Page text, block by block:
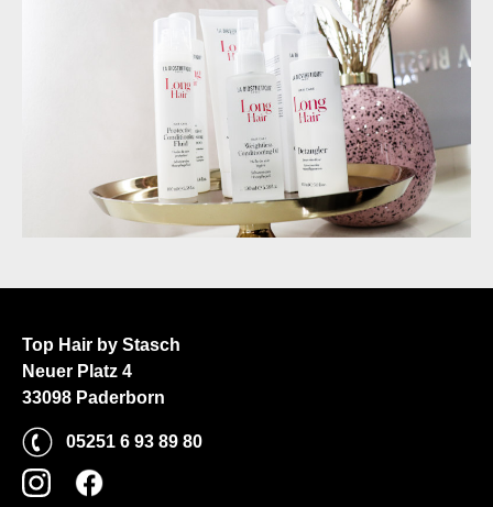
Top Hair by Stasch
Neuer Platz 4
33098 Paderborn
05251 6 93 89 80